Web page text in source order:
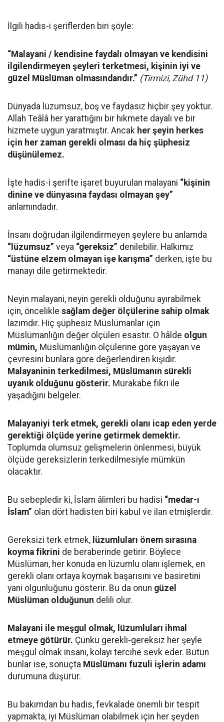
İlgili hadis-i şeriflerden biri şöyle:
“Malayani / kendisine faydalı olmayan ve kendisini
ilgilendirmeyen şeyleri terketmesi, kişinin iyi ve
güzel Müslüman olmasındandır.” (Tirmizi, Zühd 11)
Dünyada lüzumsuz, boş ve faydasız hiçbir şey yoktur.
Allah Teâlâ her yarattığını bir hikmete dayalı ve bir
hizmete uygun yaratmıştır. Ancak her şeyin herkes
için her zaman gerekli olması da hiç şüphesiz
düşünülemez.
İşte hadis-i şerifte işaret buyurulan malayani “kişinin
dinine ve dünyasına faydası olmayan şey”
anlamındadır.
İnsanı doğrudan ilgilendirmeyen şeylere bu anlamda
“lüzumsuz” veya “gereksiz” denilebilir. Halkımız
“üstüne elzem olmayan işe karışma” derken, işte bu
manayı dile getirmektedir.
Neyin malayani, neyin gerekli olduğunu ayırabilmek
için, öncelikle sağlam değer ölçülerine sahip olmak
lazımdır. Hiç şüphesiz Müslümanlar için
Müslümanlığın değer ölçüleri esastır. O hâlde olgun
mümin, Müslümanlığın ölçülerine göre yaşayan ve
çevresini bunlara göre değerlendiren kişidir.
Malayaninin terkedilmesi, Müslümanın sürekli
uyanık olduğunu gösterir. Murakabe fikri ile
yaşadığını belgeler.
Malayaniyi terk etmek, gerekli olanı icap eden yerde
gerektiği ölçüde yerine getirmek demektir.
Toplumda olumsuz gelişmelerin önlenmesi, büyük
ölçüde gereksizlerin terkedilmesiyle mümkün
olacaktır.
Bu sebepledir ki, İslam âlimleri bu hadisi “medar-ı
İslam” olan dört hadisten biri kabul ve ilan etmişlerdir.
Gereksizi terk etmek, lüzumluları önem sırasına
koyma fikrini de beraberinde getirir. Böylece
Müslüman, her konuda en lüzumlu olanı işlemek, en
gerekli olanı ortaya koymak başarısını ve basiretini
yani olgunluğunu gösterir. Bu da onun güzel
Müslüman olduğunun delili olur.
Malayani ile meşgul olmak, lüzumluları ihmal
etmeye götürür. Çünkü gerekli-gereksiz her şeyle
meşgul olmak insanı, kolayı tercihe sevk eder. Bütün
bunlar ise, sonuçta Müslümanı fuzuli işlerin adamı
durumuna düşürür.
Bu bakımdan bu hadis, fevkalade önemli bir tespit
yapmakta, iyi Müslüman olabilmek için her şeyden